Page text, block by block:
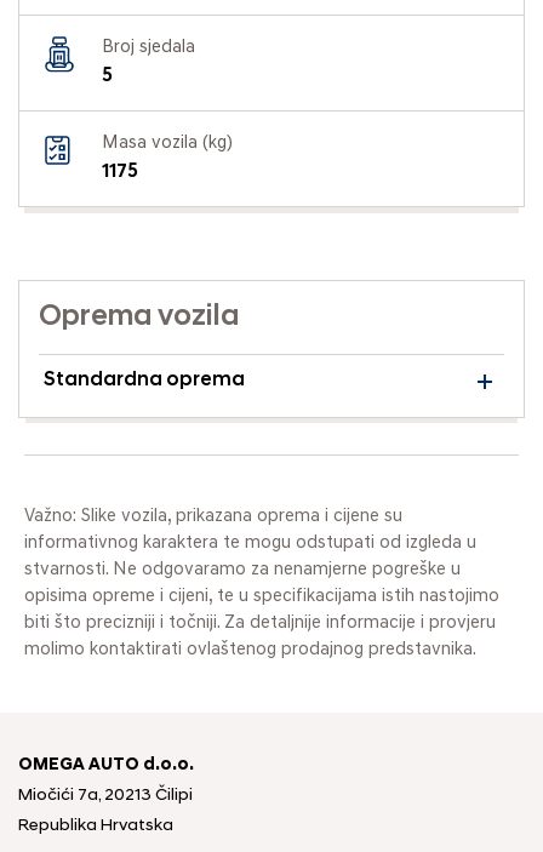
Broj sjedala
5
Masa vozila (kg)
1175
Oprema vozila
Standardna oprema
Važno: Slike vozila, prikazana oprema i cijene su
informativnog karaktera te mogu odstupati od izgleda u
stvarnosti. Ne odgovaramo za nenamjerne pogreške u
opisima opreme i cijeni, te u specifikacijama istih nastojimo
biti što precizniji i točniji. Za detaljnije informacije i provjeru
molimo kontaktirati ovlaštenog prodajnog predstavnika.
OMEGA AUTO d.o.o.
Miočići 7a, 20213 Čilipi
Republika Hrvatska